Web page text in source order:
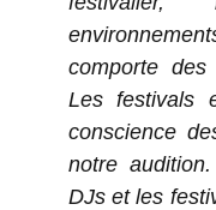
comporte
Les festivals
conscience
notre
DJs et les